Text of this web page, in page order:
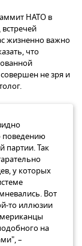
НАТО в
жизненно важно
что
не зря и
поведению
партии. Так
у которых
Вот
то иллюзии
на
–